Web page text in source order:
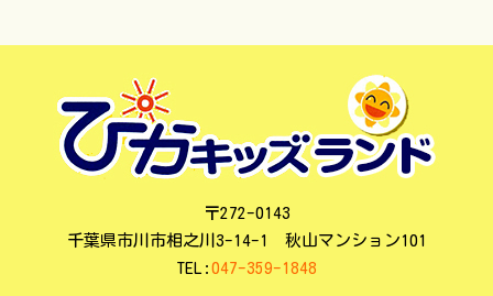
〒272-0143
千葉県市川市相之川3-14-1 秋山マンション101
TEL: 047-359-1848